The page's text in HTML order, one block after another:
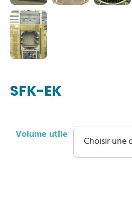
SFK-EK
Volume utile